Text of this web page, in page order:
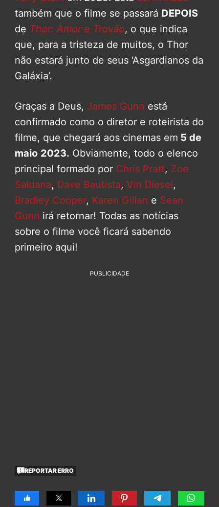
também que o filme se passará DEPOIS
de Thor: Amor e Trovão, o que indica
que, para a tristeza de muitos, o Thor
não estará junto de seus ‘Asgardianos da
Galáxia’.
Graças a Deus, James Gunn está
confirmado como o diretor e roteirista do
filme, que chegará aos cinemas em 5 de
maio 2023. Obviamente, todo o elenco
principal formado por Chris Pratt, Zoe
Saldana, Dave Bautista, Vin Diesel,
Bradley Cooper, Karen Gillan e Sean
Gunn irá retornar! Todas as notícias
sobre o filme você ficará sabendo
primeiro aqui!
PUBLICIDADE
REPORTAR ERRO